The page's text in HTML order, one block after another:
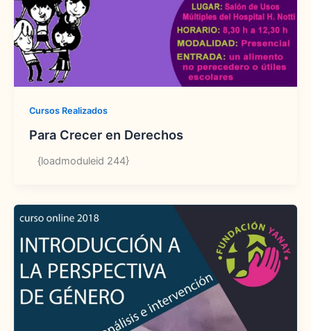
Cursos Realizados
Para Crecer en Derechos
{loadmoduleid 244}